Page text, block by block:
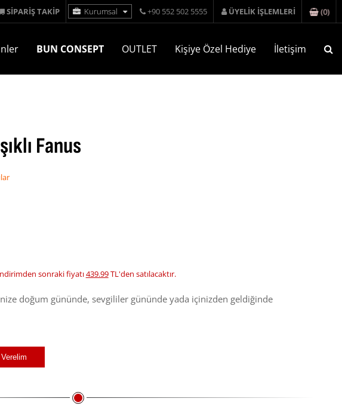
SİPARİŞ TAKİP Kurumsal +90 552 502 5555 ÜYELİK İŞLEMLERİ (0)
BUN CONSEPT OUTLET Kişiye Özel Hediye İletişim
Fanus
sonraki fiyatı439.99TL'den satılacaktır.
doğum gününde, sevgililer gününde yada içinizden geldiğinde